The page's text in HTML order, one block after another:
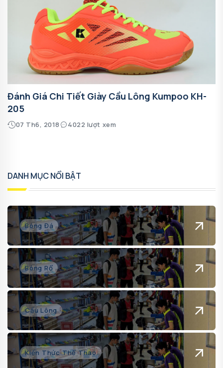
Đánh Giá Chi Tiết Giày Cầu Lông Kumpoo KH-
205
07 Th6, 2018 4022 lượt xem
DANH MỤC NỔI BẬT
Bóng Đá
Bóng Rổ
Cầu Lông
Kiến Thức Thể Thao